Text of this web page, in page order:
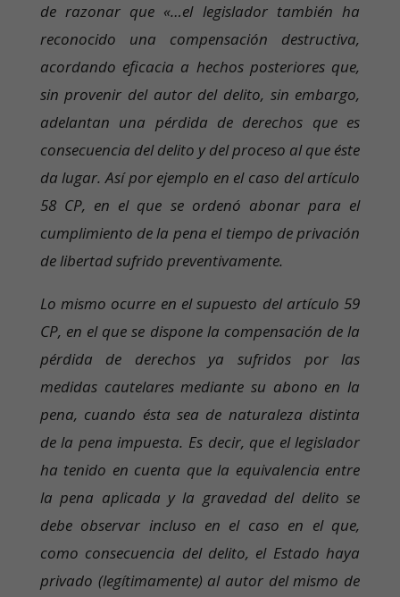
de razonar que «…el legislador también ha
reconocido una compensación destructiva,
acordando eficacia a hechos posteriores que,
sin provenir del autor del delito, sin embargo,
adelantan una pérdida de derechos que es
consecuencia del delito y del proceso al que éste
da lugar. Así por ejemplo en el caso del artículo
58 CP, en el que se ordenó abonar para el
cumplimiento de la pena el tiempo de privación
de libertad sufrido preventivamente.
Lo mismo ocurre en el supuesto del artículo 59
CP, en el que se dispone la compensación de la
pérdida de derechos ya sufridos por las
medidas cautelares mediante su abono en la
pena, cuando ésta sea de naturaleza distinta
de la pena impuesta. Es decir, que el legislador
ha tenido en cuenta que la equivalencia entre
la pena aplicada y la gravedad del delito se
debe observar incluso en el caso en el que,
como consecuencia del delito, el Estado haya
privado (legítimamente) al autor del mismo de